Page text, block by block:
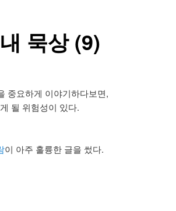
묵상 (9)
중요하게 이야기하다보면,
될 위험성이 있다.
이 아주 훌륭한 글을 썼다.